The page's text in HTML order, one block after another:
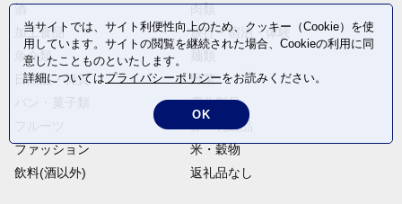
酒
肉類
加工食品
旅行・宿泊・体験
魚介類
日用品・雑貨
野菜
電化製品
卵・乳製品
ファッション
米・穀物
飲料(酒以外)
返礼品なし
当サイトでは、サイト利便性向上のため、クッキー（Cookie）を使
用しています。サイトの閲覧を継続された場合、Cookieの利用に同
意したことものといたします。
詳細についてはプライバシーポリシーをお読みください。
OK